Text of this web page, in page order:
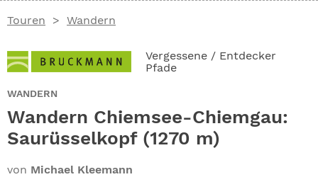
Touren Wandern
Vergessene / Entdecker
Pfade
WANDERN
Wandern Chiemsee-Chiemgau:
Saurüsselkopf (1270 m)
von Michael Kleemann
ABO
NEWSLETTER